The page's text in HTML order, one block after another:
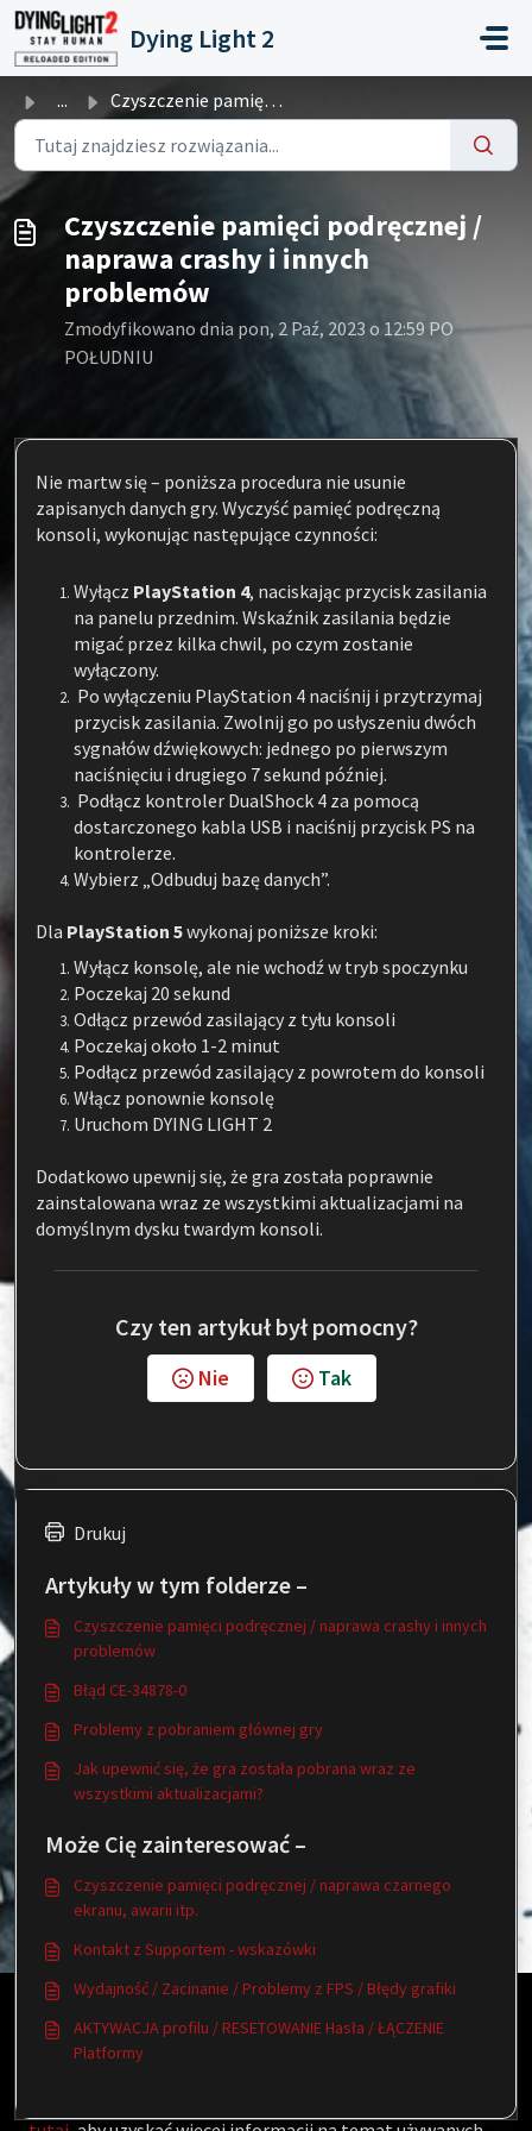
Przejdź do głównej treści
Dying Light 2
... Czyszczenie pamięci podręcznej / naprawa crashy i innych ...
Czyszczenie pamięci podręcznej /
naprawa crashy i innych
problemów
Zmodyfikowano dnia pon, 2 Paź, 2023 o 12:59 PO
POŁUDNIU
Nie martw się – poniższa procedura nie usunie
zapisanych danych gry. Wyczyść pamięć podręczną
konsoli, wykonując następujące czynności:
Wyłącz PlayStation 4, naciskając przycisk zasilania
na panelu przednim. Wskaźnik zasilania będzie
migać przez kilka chwil, po czym zostanie
wyłączony.
Po wyłączeniu PlayStation 4 naciśnij i przytrzymaj
przycisk zasilania. Zwolnij go po usłyszeniu dwóch
sygnałów dźwiękowych: jednego po pierwszym
naciśnięciu i drugiego 7 sekund później.
Podłącz kontroler DualShock 4 za pomocą
dostarczonego kabla USB i naciśnij przycisk PS na
kontrolerze.
Wybierz „Odbuduj bazę danych”.
Dla PlayStation 5wykonaj poniższe kroki:
Wyłącz konsolę, ale nie wchodź w tryb spoczynku
Poczekaj 20 sekund
Odłącz przewód zasilający z tyłu konsoli
Poczekaj około 1-2 minut
Podłącz przewód zasilający z powrotem do konsoli
Włącz ponownie konsolę
Uruchom DYING LIGHT 2
Dodatkowo upewnij się, że gra została poprawnie
zainstalowana wraz ze wszystkimi aktualizacjami na
domyślnym dysku twardym konsoli.
Czy ten artykuł był pomocny?
Nie Tak
Drukuj
Artykuły w tym folderze –
Czyszczenie pamięci podręcznej / naprawa crashy i innych
problemów
Błąd CE-34878-0
Problemy z pobraniem głównej gry
Jak upewnić się, że gra została pobrana wraz ze
wszystkimi aktualizacjami?
Może Cię zainteresować –
Czyszczenie pamięci podręcznej / naprawa czarnego
ekranu, awarii itp.
Kontakt z Supportem - wskazówki
Wydajność / Zacinanie / Problemy z FPS / Błędy grafiki
AKTYWACJA profilu / RESETOWANIE Hasła / ŁĄCZENIE
Platformy
Ta baza wiedzy jest licencjonowana przez właściciela
odpowiedniej domeny internetowej i wykorzystuje pliki